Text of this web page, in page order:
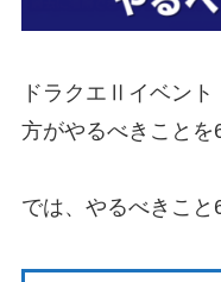
ドラクエⅡイベン
方がやるべきことを
では、やるべきこと